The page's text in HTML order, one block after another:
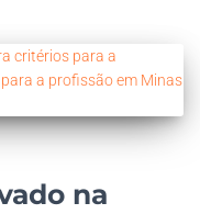
na